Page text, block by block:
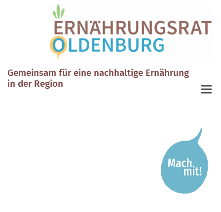
Gemeinsam für eine nachhaltige Ernährung
in der Region